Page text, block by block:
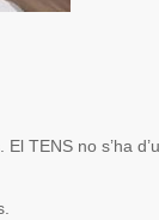
TENS no s’ha